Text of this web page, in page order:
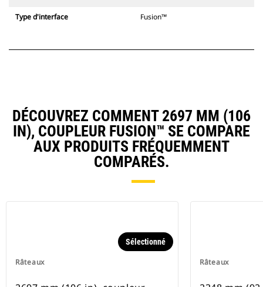
Type d'interface Fusion™
DÉCOUVREZ COMMENT 2697 MM (106
IN), COUPLEUR FUSION™ SE COMPARE
AUX PRODUITS FRÉQUEMMENT
COMPARÉS.
Râteaux
Sélectionné
Râteaux